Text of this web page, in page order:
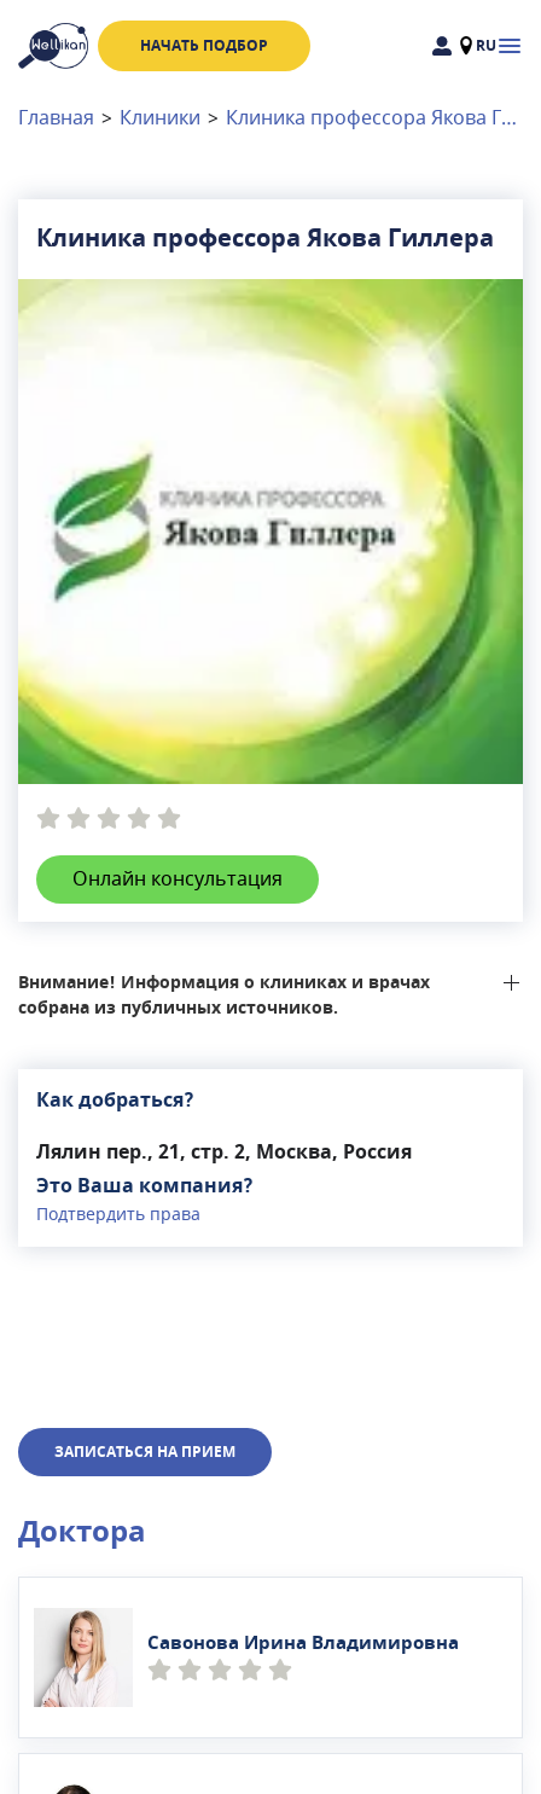
НАЧАТЬ ПОДБОР RU
Доктора
Клиники
Московская область
Главная > Клиники > Клиника профессора Якова Гиллера
Клиника профессора Якова Гиллера
Онлайн консультация
Внимание! Информация о клиниках и врачах
собрана из публичных источников.
Как добраться?
Лялин пер., 21, стр. 2, Москва, Россия
Это Ваша компания?
Подтвердить права
ЗАПИСАТЬСЯ НА ПРИЕМ
Доктора
Савонова Ирина Владимировна